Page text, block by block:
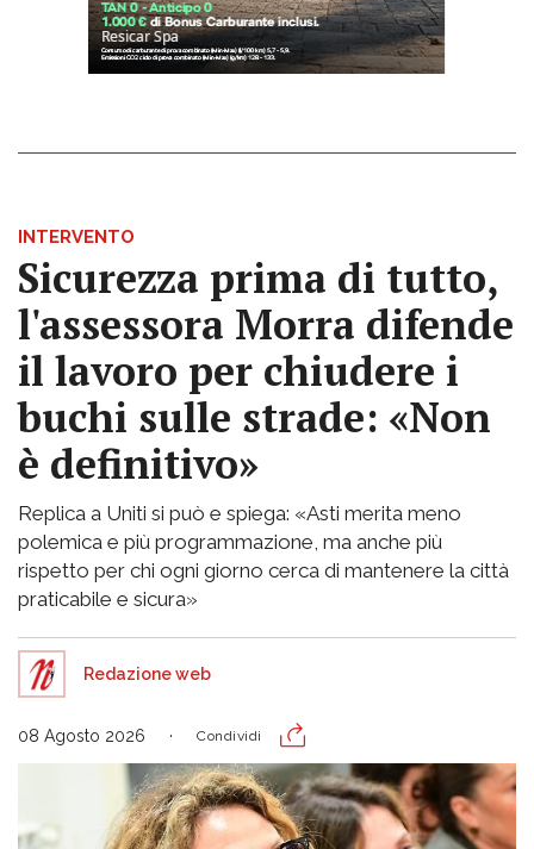
INTERVENTO
Sicurezza prima di tutto,
l'assessora Morra difende
il lavoro per chiudere i
buchi sulle strade: «Non
è definitivo»
Replica a Uniti si può e spiega: «Asti merita meno
polemica e più programmazione, ma anche più
rispetto per chi ogni giorno cerca di mantenere la città
praticabile e sicura»
Redazione web
08 Agosto 2026 Condividi